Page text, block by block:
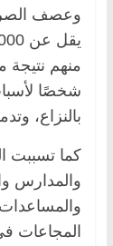
وعصف
شخصًا
بالنزاع،
كما تسببت
والمدارس
والمساعدات
المجاعات